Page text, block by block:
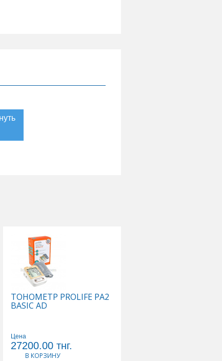
ТОНОМЕТР PROLIFE PA2
BASIC AD
Цена
27200.00 тнг.
В КОРЗИНУ